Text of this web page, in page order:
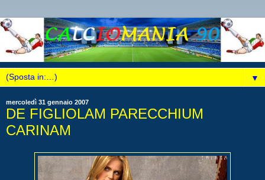
▼
mercoledì 31 gennaio 2007
DE FIGLIOLAM PARECCHIUM
CARINAM